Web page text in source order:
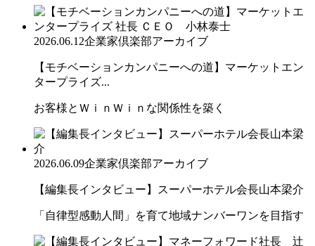
2026.06.12企業家倶楽部アーカイブ
【モチベーションカンパニーへの道】マーケットエン
タープライズ...
お客様とＷｉｎＷｉｎな関係性を築く
2026.06.09企業家倶楽部アーカイブ
【編集長インタビュー】スーパーホテル会長山本梁介
「自律型感動人間」を育て地域ナンバーワンを目指す